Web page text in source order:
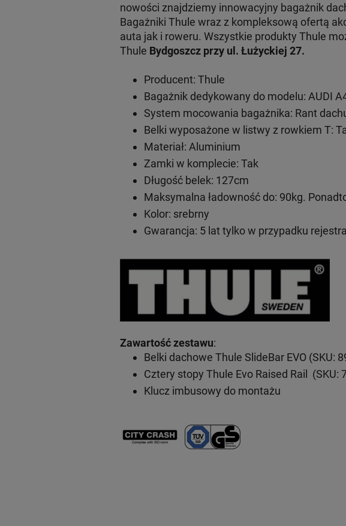
nowości znajdziemy innowacyjny bagażnik
Bagażniki Thule wraz z kompleksową ofertą
auta jak i roweru. Wszystkie produkty Thule
Thule Bydgoszcz przy ul. Łużyckiej 27.
Producent: Thule
Bagażnik dedykowany do modelu: AUDI
System mocowania bagażnika: Rant
Belki wyposażone w listwy z rowkiem T:
Materiał: Aluminium
Zamki w komplecie: Tak
Długość belek: 127cm
Maksymalna ładowność do: 90kg.
Kolor: srebrny
Gwarancja: 5 lat tylko w przypadku
Zawartość zestawu:
Belki dachowe Thule SlideBar EVO (SKU:
Cztery stopy Thule Evo Raised Rail (SKU:
Klucz imbusowy do montażu